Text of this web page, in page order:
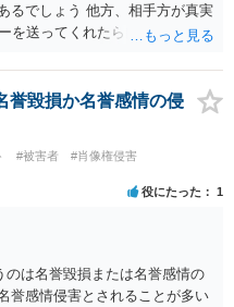
るでしょう 他方、相手方が真実
を送ってくれたら自慰行為など
を触って欲しい、などの要望を
電子マネーを送信してしまいま
で顔の雰囲気の写真を交換して
てと言われたので教えたりと
やりとりは、青少年条例違反
歳未満と知らなくても処罰可
誉毀損か名誉感情の侵
#被害者
#肖像権侵害
役にたった 1
は名誉毀損または名誉感情の
誉感情侵害とされることが多い